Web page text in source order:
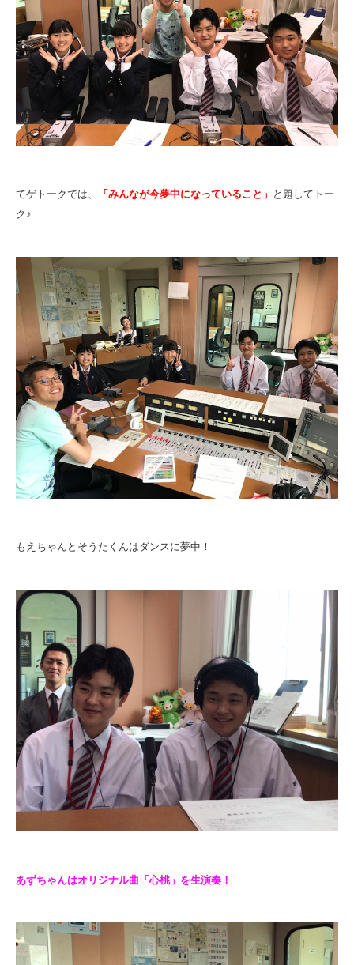
てゲトークでは、 「みんなが今夢中になっていること」 と題してトー
ク♪
もえちゃんとそうたくんはダンスに夢中！
あずちゃんはオリジナル曲「心桃」を生演奏！